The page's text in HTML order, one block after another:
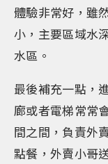
體驗非常好，雖
小，主要區域水
水區。
最後補充一點，
廊或者電梯常常
間之間，負責外
點餐，外賣小哥